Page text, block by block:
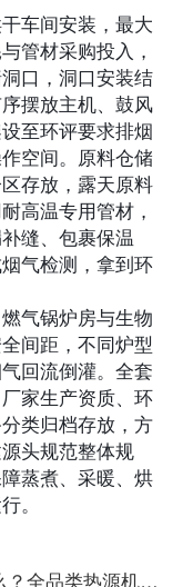
车间安装，最大
管材采购投入，
口，洞口安装结
摆放主机、鼓风
至环评要求排烟
空间。原料仓储
存放，露天原料
高温专用管材，
缝、包裹保温
气检测，拿到环
气锅炉房与生物
间距，不同炉型
回流倒灌。全套
家生产资质、环
类归档存放，方
头规范整体规
蒸煮、采暖、烘
。
上一篇：锅炉安装前期需要准备什么？全品类热源机房建设配套细则